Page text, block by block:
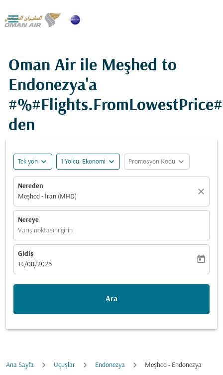

Oman Air ile Meşhed to
Endonezya'a
den
Tek yön expand_more 1 Yolcu, Ekonomi expand_more Promosyon Kodu expand_more
Nereden
Meşhed - İran (MHD)
close
Nereye
Varış noktasını girin
Gidiş
fc-booking-departure-date-aria-label
13/08/2026
today
Ara
Ana Sayfa Uçuşlar Endonezya Meşhed - Endonezya